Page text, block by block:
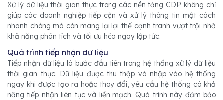
Xử lý dữ liệu thời gian thực trong các nền tảng CDP không chỉ
giúp các doanh nghiệp tiếp cận và xử lý thông tin một cách
nhanh chóng mà còn mang lại lợi thế cạnh tranh vượt trội nhờ
khả năng phân tích và tối ưu hóa ngay lập tức.
Quá trình tiếp nhận dữ liệu
Tiếp nhận dữ liệu là bước đầu tiên trong hệ thống xử lý dữ liệu
thời gian thực. Dữ liệu được thu thập và nhập vào hệ thống
ngay khi được tạo ra hoặc thay đổi, yêu cầu hệ thống có khả
năng tiếp nhận liên tục và liền mạch. Quá trình này đảm bảo